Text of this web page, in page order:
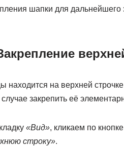
шапки для
находится на верхней
закрепить её
«Вид», кликаем по кнопке
строку».